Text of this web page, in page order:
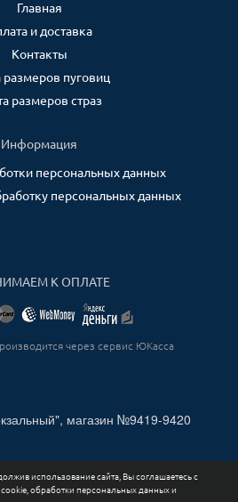
использование сайта, Вы соглашаетесь с
обработки персональных данных и
Главная
и доставка
Контакты
размеров пуговиц
размеров страз
Информация
персональных данных
персональных данных
К ОПЛАТЕ
через сервис ЮКасса
магазин №9419-9420
ИП СТАДНИЧЕНКО ИГОРЬ
ИНН 263211730164.